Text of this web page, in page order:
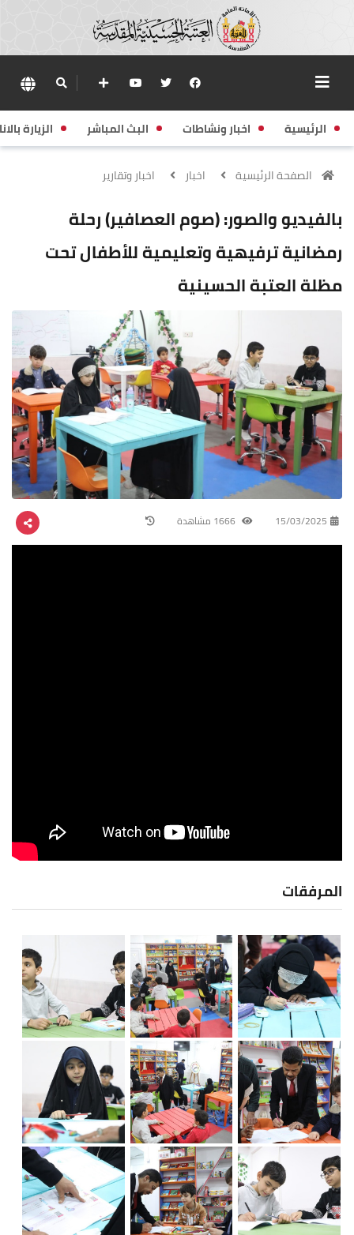
الرئيسية اخبار ونشاطات البث المباشر الزيارة
الصفحة الرئيسية اخبار اخبار وتقارير
بالفيديو والصور: (صوم العصافير) رحلة
رمضانية ترفيهية وتعليمية للأطفال تحت
مظلة العتبة الحسينية
15/03/2025
المرفقات